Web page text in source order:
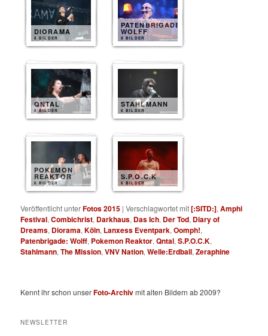
DIORAMA
8 BILDER
PATENBRIGADE
WOLFF
8 BILDER
QNTAL
8 BILDER
STAHLMANN
6 BILDER
POKEMON
REAKTOR
6 BILDER
S.P.O.C.K
6 BILDER
Veröffentlicht unterFotos 2015 |Verschlagwortet mit[:SITD:],Amphi
Festival,Combichrist, Darkhaus, Das Ich, Der Tod, Diary of
Dreams, Diorama,Köln, Lanxess Eventpark,Oomph!,
Patenbrigade: Wolff, Pokemon Reaktor,Qntal,S.P.O.C.K,
Stahlmann,The Mission,VNV Nation,Welle:Erdball,Zeraphine
Kennt ihr schon unserFoto-Archivmit alten Bildern ab 2009?
NEWSLETTER